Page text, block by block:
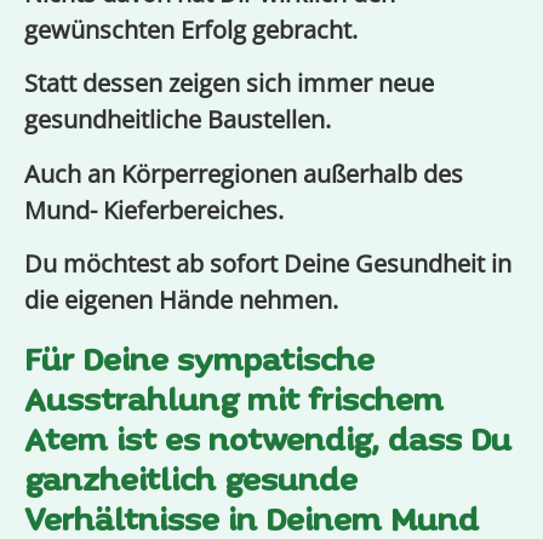
gewünschten Erfolg gebracht.
Statt dessen zeigen sich immer neue
gesundheitliche Baustellen.
Auch an Körperregionen außerhalb des
Mund- Kieferbereiches.
Du möchtest ab sofort Deine Gesundheit in
die eigenen Hände nehmen.
Für Deine sympatische
Ausstrahlung mit frischem
Atem ist es notwendig, dass Du
ganzheitlich gesunde
Verhältnisse in Deinem Mund